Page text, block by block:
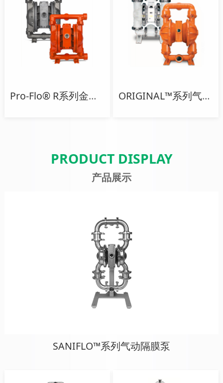
Pro-Flo® R系列金属螺栓泵 ORIGINAL™系列气动隔膜泵
PRODUCT DISPLAY
产品展示
SANIFLO™系列气动隔膜泵